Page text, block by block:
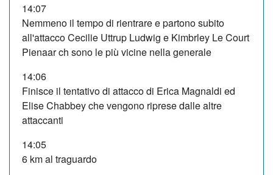
14:07
Nemmeno il tempo di rientrare e partono subito
all'attacco Cecilie Uttrup Ludwig e Kimbrley Le Court
Pienaar ch sono le più vicine nella generale
14:06
Finisce il tentativo di attacco di Erica Magnaldi ed
Elise Chabbey che vengono riprese dalle altre
attaccanti
14:05
6 km al traguardo